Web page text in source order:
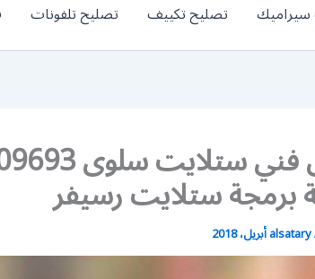
تصليح تكييف تصليح تلفونات
برمجة ستلايت رسيفر
alsatary